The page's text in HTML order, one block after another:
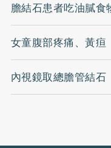
膽結石患者吃油膩
女童腹部疼痛、黃
內視鏡取總膽管結